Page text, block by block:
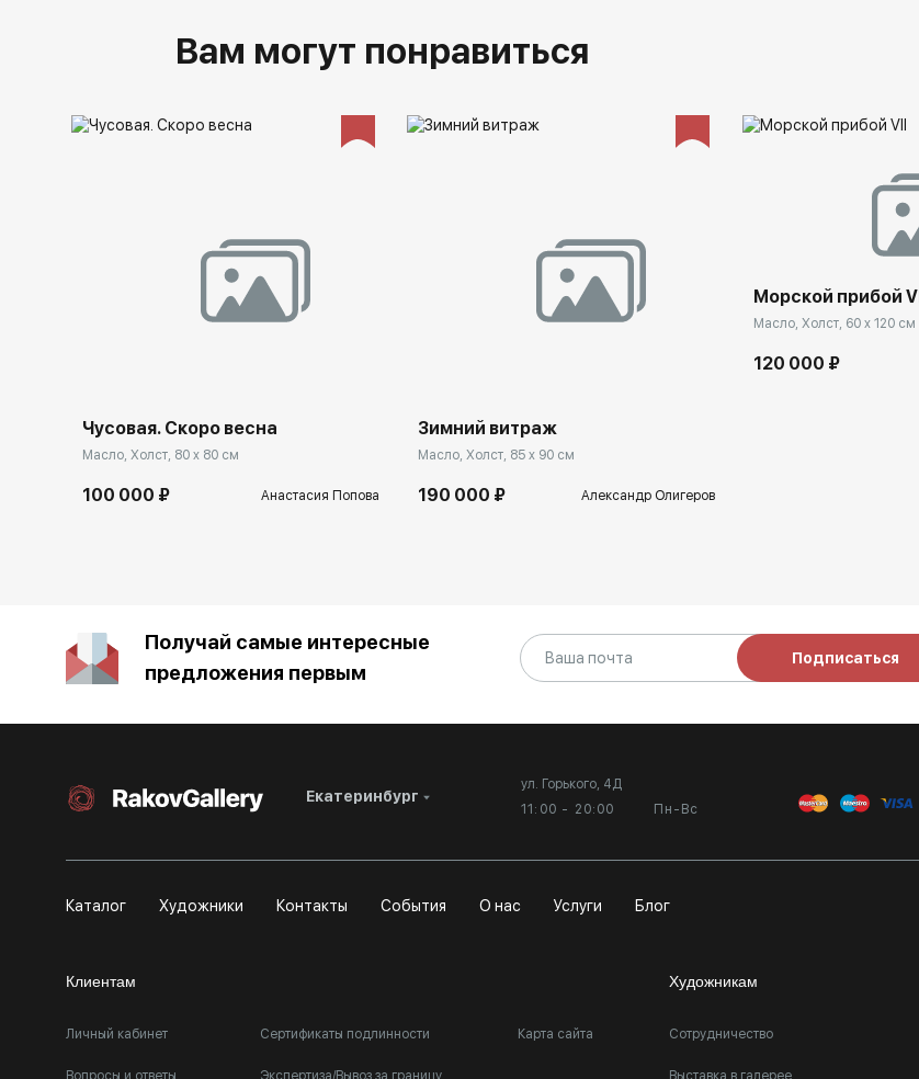
Вам могут понравиться
Чусовая. Скоро весна
Масло, Холст, 80 x 80 см
100 000 ₽ Анастасия Попова
Зимний витраж
Масло, Холст, 85 x 90 см
190 000 ₽ Александр Олигеров
Морской прибой VII
Масло, Холст, 60 x 120 см
120 000 ₽
Получай самые интересные
предложения первым
Подписаться
Екатеринбург
ул. Горького, 4Д
11:00 - 20:00
Пн-Вс
Каталог Художники Контакты События О нас Услуги Блог
Клиентам
Личный кабинет Сертификаты подлинности Карта сайта
Художникам
Сотрудничество